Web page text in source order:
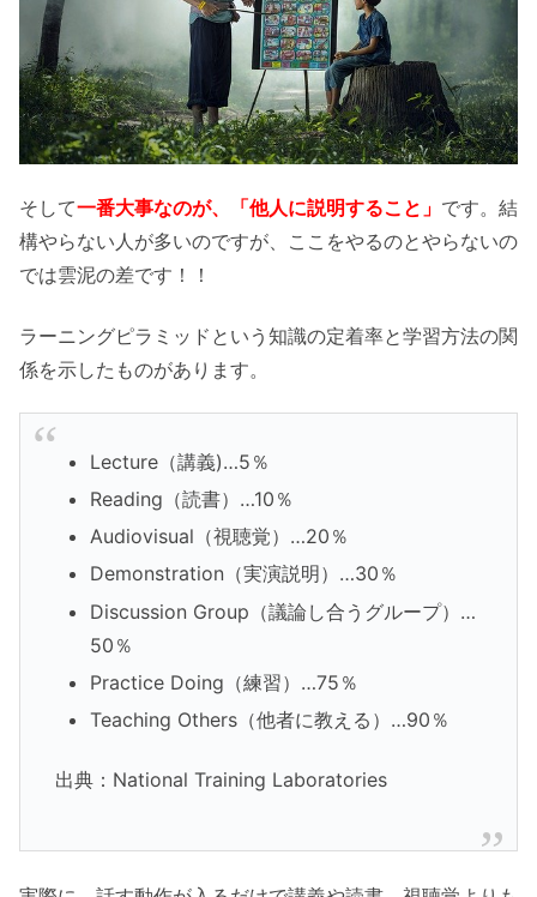
そして一番大事なのが、「他人に説明すること」 です。結
構やらない人が多いのですが、ここをやるのとやらないの
では雲泥の差です！！
ラーニングピラミッドという知識の定着率と学習方法の関
係を示したものがあります。
Lecture（講義)…5％
Reading（読書）…10％
Audiovisual（視聴覚）…20％
Demonstration（実演説明）…30％
Discussion Group（議論し合うグループ）…
50％
Practice Doing（練習）…75％
Teaching Others（他者に教える）…90％
出典：National Training Laboratories